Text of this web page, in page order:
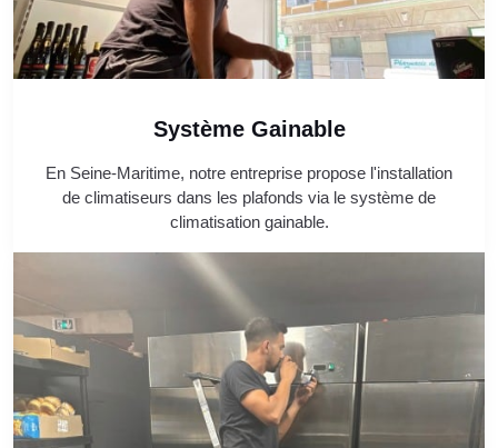
Système Gainable
En Seine-Maritime, notre entreprise propose l'installation
de climatiseurs dans les plafonds via le système de
climatisation gainable.